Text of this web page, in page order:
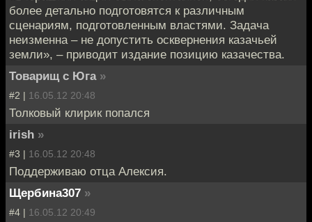
более детально подготовятся к различным
сценариям, подготовленным властями. Задача
неизменна – не допустить осквернения казачьей
земли», – приводит издание позицию казачества.
Товарищ с Юга »
#2 | 16.05.12 20:48
Толковый клирик попался
irish »
#3 | 16.05.12 20:48
Поддерживаю отца Алексия.
Щербина307 »
#4 | 16.05.12 20:49